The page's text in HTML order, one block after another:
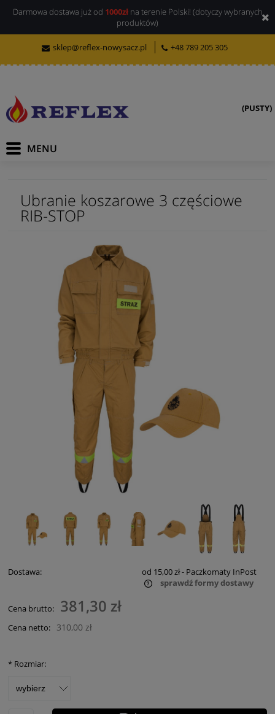
Darmowa dostawa już od 1000złna terenie Polski! (dotyczy wybranych
produktów)
sklep@reflex-nowysacz.pl +48 789 205 305
(PUSTY)
Ubranie koszarowe 3 częściowe
RIB-STOP
Dostawa: od 15,00 zł- Paczkomaty InPost
sprawdź formy dostawy
Cena brutto: 381,30 zł
Cena netto: 310,00 zł
* Rozmiar: